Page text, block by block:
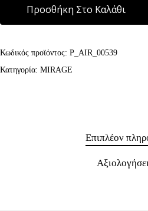
Προσθήκη Στο Καλάθι
Κωδικός προϊόντος: P_AIR_00539
Κατηγορία: MIRAGE
Επιπλέον